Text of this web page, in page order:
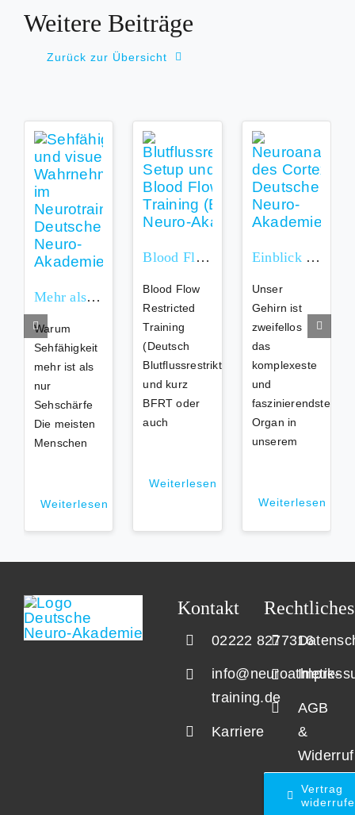
Weitere Beiträge
Zurück zur Übersicht
Mehr als nur scharf sehen: Die 9 Säulen deiner Sehfähigkeit
Warum
Sehfähigkeit
mehr ist als
nur
Sehschärfe
Die meisten
Menschen
Weiterlesen
Blood Flow Restricted (BFR) Training
Blood Flow
Restricted
Training
(Deutsch
Blutflussrestriktionstraining)
und kurz
BFRT oder
auch
Weiterlesen
Einblick in die Neuroanatomie: Der Kortex im Detail
Unser
Gehirn ist
zweifellos
das
komplexeste
und
faszinierendste
Organ in
unserem
Weiterlesen
Kontakt
02222 8277316
info@neuroathletik-
training.de
Karriere
Rechtliches
AGB
&
Widerruf
Vertrag